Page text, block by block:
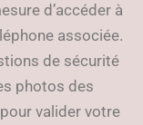
d’accéder à
associée.
de sécurité
photos des
valider votre